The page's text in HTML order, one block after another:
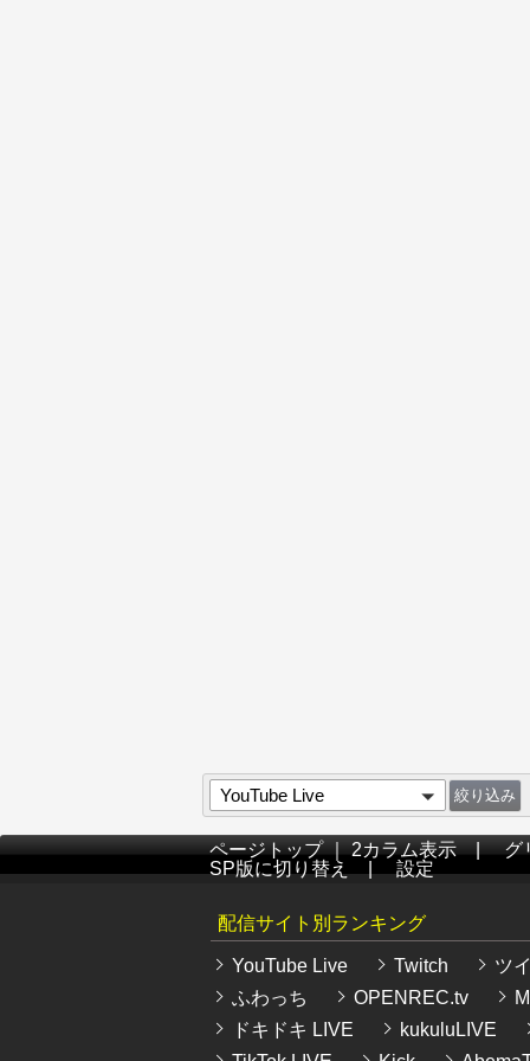
YouTube Live
ページトップ｜2カラム表示|グ
SP版に切り替え
設定
配信サイト別ランキング
YouTube Live Twitch
ツ
ふわっち
OPENREC.tv
ドキドキ LIVE
kukuluLIVE